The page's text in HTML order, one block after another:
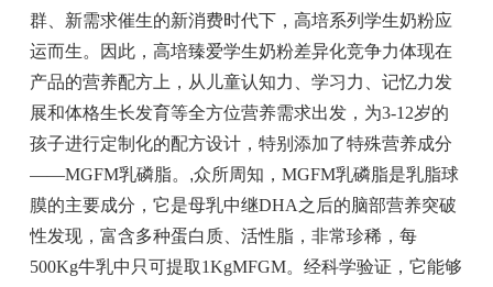
群、新需求催生的新消费时代下，高培系列学生奶粉应
运而生。因此，高培臻爱学生奶粉差异化竞争力体现在
产品的营养配方上，从儿童认知力、学习力、记忆力发
展和体格生长发育等全方位营养需求出发，为3-12岁的
孩子进行定制化的配方设计，特别添加了特殊营养成分
——MGFM乳磷脂。 ,众所周知，MGFM乳磷脂是乳脂球
膜的主要成分，它是母乳中继DHA之后的脑部营养突破
性发现，富含多种蛋白质、活性脂，非常珍稀，每
500Kg牛乳中只可提取1KgMFGM。经科学验证，它能够